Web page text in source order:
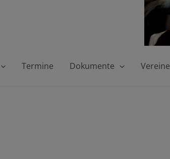
Termine Dokumente Vereine